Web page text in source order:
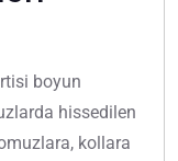
boyun
hissedilen
kollara